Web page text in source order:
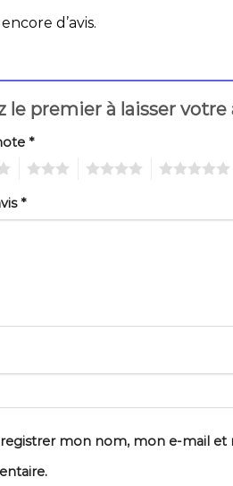
d’avis.
le premier à laisser votre
*
*
mon nom, mon e-mail